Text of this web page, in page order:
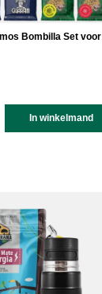
Bombilla Set voor
In winkelmand